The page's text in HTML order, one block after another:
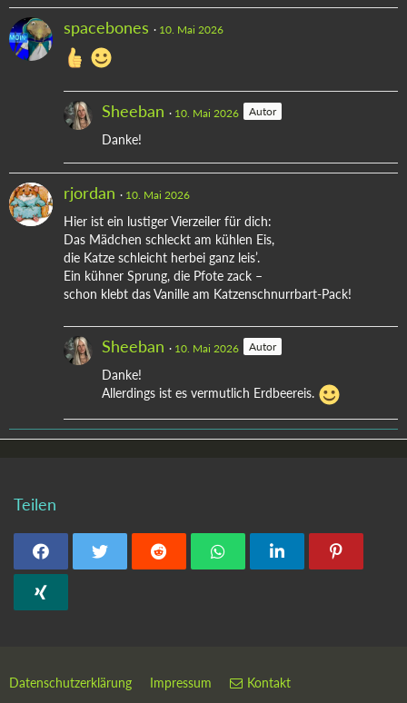
spacebones 10. Mai 2026
Sheeban 10. Mai 2026 Autor
Danke!
rjordan 10. Mai 2026
Hier ist ein lustiger Vierzeiler für dich:
Das Mädchen schleckt am kühlen Eis,
die Katze schleicht herbei ganz leis’.
Ein kühner Sprung, die Pfote zack –
schon klebt das Vanille am Katzenschnurrbart-Pack!
Sheeban 10. Mai 2026 Autor
Danke!
Allerdings ist es vermutlich Erdbeereis.
Teilen
Datenschutzerklärung Impressum Kontakt